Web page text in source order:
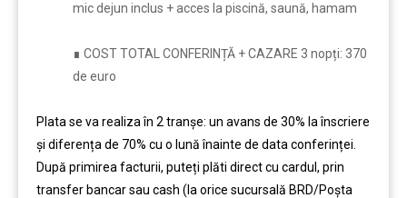
mic dejun inclus + acces la piscină, saună, hamam
∎ COST TOTAL CONFERINȚĂ + CAZARE 3 nopți: 370
de euro
Plata se va realiza în 2 tranșe: un avans de 30% la înscriere
și diferența de 70% cu o lună înainte de data conferinței.
După primirea facturii, puteți plăti direct cu cardul, prin
transfer bancar sau cash (la orice sucursală BRD/Poșta